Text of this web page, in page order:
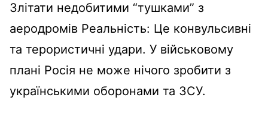
Злітати недобитими “тушками” з
аеродромів Реальність: Це конвульсивні
та терористичні удари. У військовому
плані Росія не може нічого зробити з
українськими оборонами та ЗСУ.